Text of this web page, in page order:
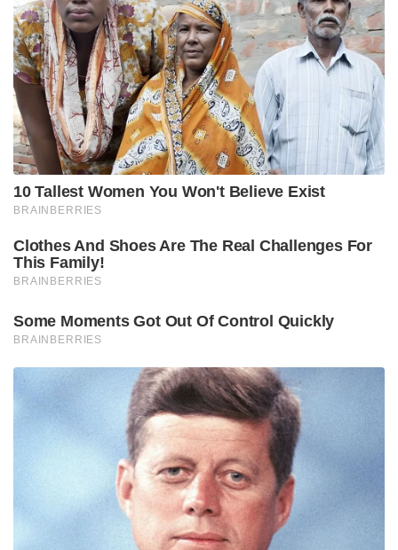
തള്ളിയിരുന്നു.
Tags: CMRL cmrl-hexa logic case
Pinarayi Vijayan
kerala high court
ED veena vijayan